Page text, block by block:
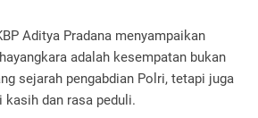
Aditya Pradana menyampaikan
adalah kesempatan bukan
sejarah pengabdian Polri, tetapi juga
dan rasa peduli.